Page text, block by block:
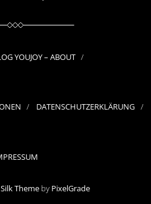
YOUJOY – ABOUT
DATENSCHUTZERKLÄRUNG
Silk Theme by PixelGrade